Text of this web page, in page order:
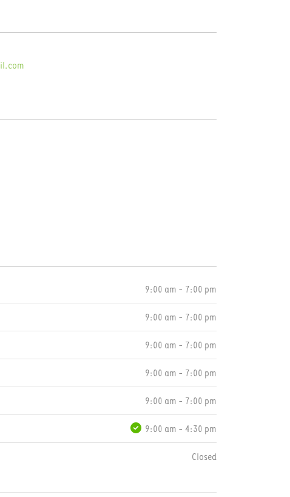
9:00 am - 7:00 pm
9:00 am - 7:00 pm
9:00 am - 7:00 pm
9:00 am - 7:00 pm
9:00 am - 7:00 pm
9:00 am - 4:30 pm
Closed